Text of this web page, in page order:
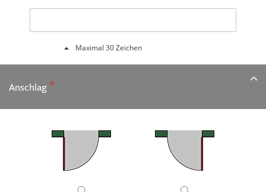
Maximal 30 Zeichen
Anschlag